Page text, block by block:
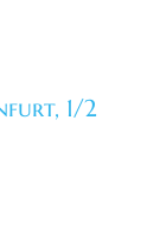
1/2